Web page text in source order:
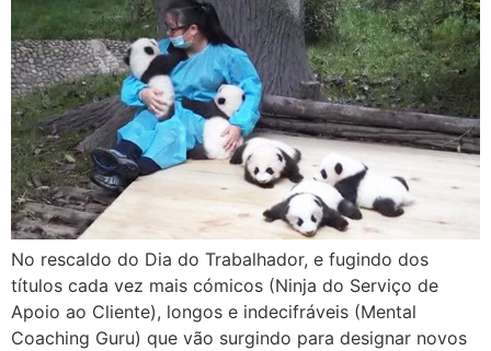
No rescaldo do Dia do Trabalhador, e fugindo dos
títulos cada vez mais cómicos (Ninja do Serviço de
Apoio ao Cliente), longos e indecifráveis (Mental
Coaching Guru) que vão surgindo para designar novos